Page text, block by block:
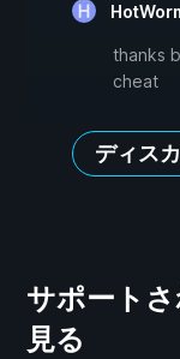
thanks
cheat
ディス
サポート
見る